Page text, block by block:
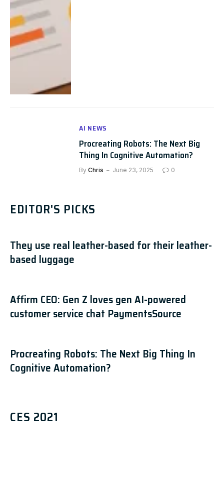
AI NEWS
Procreating Robots: The Next Big
Thing In Cognitive Automation?
By Chris June 23, 2025 0
EDITOR'S PICKS
They use real leather-based for their leather-
based luggage
Affirm CEO: Gen Z loves gen AI-powered
customer service chat PaymentsSource
Procreating Robots: The Next Big Thing In
Cognitive Automation?
CES 2021